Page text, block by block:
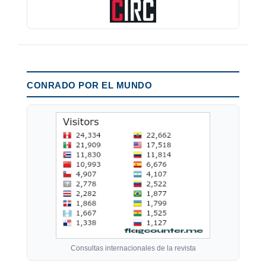
CONRADO POR EL MUNDO
Consultas internacionales de la revista